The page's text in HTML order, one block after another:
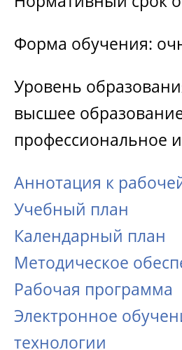
Форма обучения:
Уровень
высшее
профессиональное
Аннотация к
Учебный план
Календарный план
Методическое
Рабочая программа
Электронное
технологии